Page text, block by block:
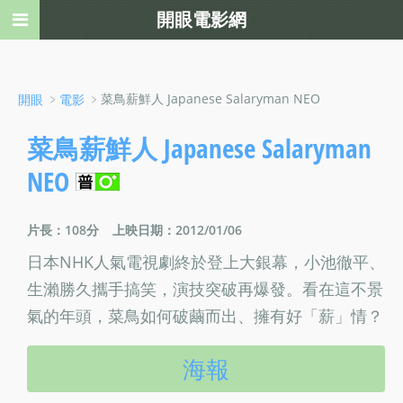
開眼 ﹥ 電影 ﹥菜鳥薪鮮人 Japanese Salaryman NEO
菜鳥薪鮮人 Japanese Salaryman
NEO
片長：108分 上映日期：2012/01/06
日本NHK人氣電視劇終於登上大銀幕，小池徹平、
生瀨勝久攜手搞笑，演技突破再爆發。看在這不景
氣的年頭，菜鳥如何破繭而出、擁有好「薪」情？
海報
開眼電影網